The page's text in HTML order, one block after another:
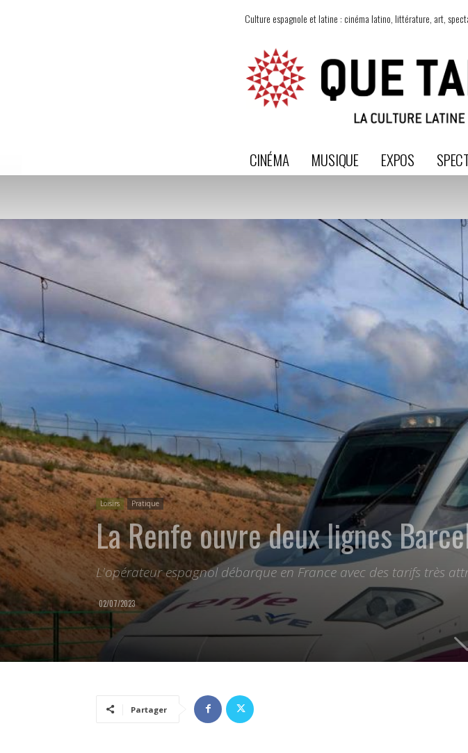
Culture espagnole et latine : cinéma latino, littérature, art,
CINÉMA MUSIQUE EXPOS
Loisirs Pratique
La Renfe ouvre deux lignes
L'opérateur espagnol débarque en France avec des tarifs très
02/07/2023
Partager